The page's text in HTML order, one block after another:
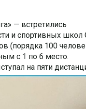
— встретились
и спортивных школ
(порядка 100
с 1 по 6 место.
на пяти